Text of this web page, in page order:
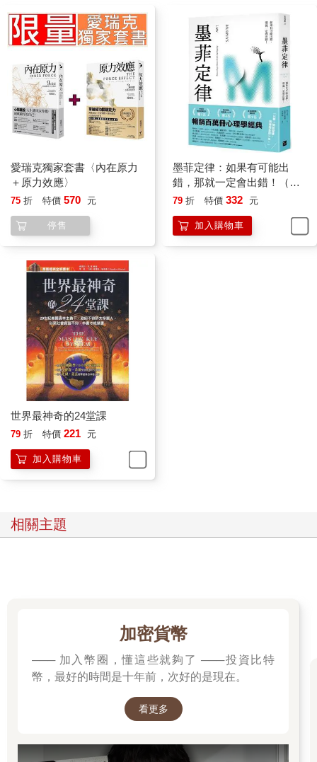
愛瑞克獨家套書〈內在原力
＋原力效應〉
75 折 特價 570 元
停售
墨菲定律：如果有可能出
錯，那就一定會出錯！（令
人深思的行為背後，藏著好
萬冊的日常行為心理指南）
79 折 特價 332 元
加入購物車
世界最神奇的24堂課
79 折 特價 221 元
加入購物車
相關主題
加密貨幣
─── 加入幣圈，懂這些就夠了 ───投資比特
幣，最好的時間是十年前，次好的是現在。
看更多